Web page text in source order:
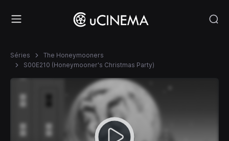
Séries
The Honeymooners
S00E210 (Honeymooner's Christmas Party)